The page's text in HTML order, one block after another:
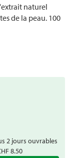
naturel
de la peau. 100
2 jours ouvrables
8.50